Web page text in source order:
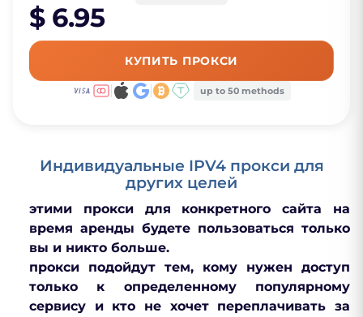
$ 6.95
КУПИТЬ ПРОКСИ
up to 50 methods
Индивидуальные IPV4 прокси для
других целей
этими прокси для конкретного сайта на
время аренды будете пользоваться только
вы и никто больше.
прокси подойдут тем, кому нужен доступ
только к определенному популярному
сервису и кто не хочет переплачивать за